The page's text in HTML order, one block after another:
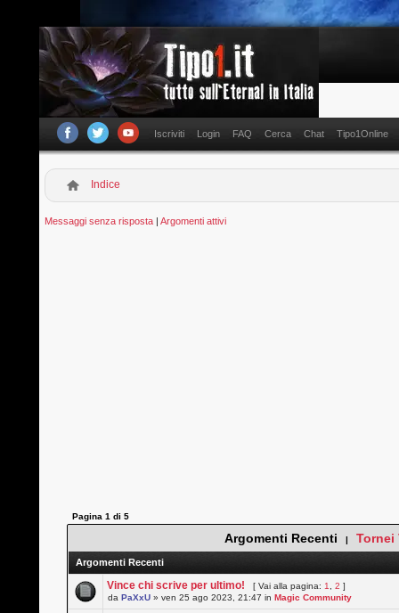
Iscriviti Login FAQ Cerca Chat Tipo1Online
Indice
Messaggi senza risposta |Argomenti attivi
Pagina1 di5
Argomenti Recenti | Tornei
Argomenti Recenti
Vince chi scrive per ultimo! [ Vai alla pagina: 1 ,2 ]
daPaXxU » ven 25 ago 2023, 21:47 inMagic Community